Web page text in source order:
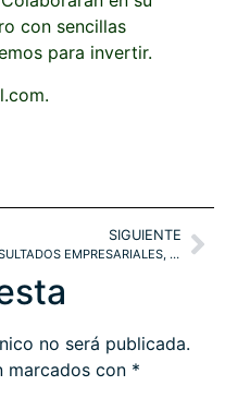
con sencillas
para invertir.
SIGUIENTE
RESULTADOS EMPRESARIALES, VALORACIONES Y TRAMPAS TÉCNICAS. ESTRATEGIAS
no será publicada.
marcados con *